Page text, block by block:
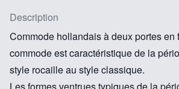
Description
Commode hollandais à deux portes en
commode est caractéristique de la
style rocaille au style classique.
Les formes ventrues typiques de la